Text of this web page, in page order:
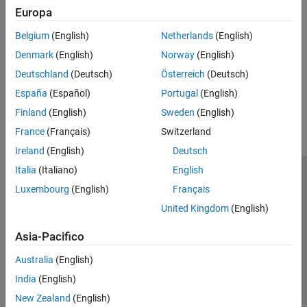
Array di celle
Array categorici
Array di data e ora
Array di durata
Tabelle orario
Enumerazioni
Dizionari
Use sparse matrices in MATLAB code intended for code
generation.
How useful was this information?
Europa
Belgium (English)
Denmark (English)
Deutschland (Deutsch)
España (Español)
Finland (English)
France (Français)
Ireland (English)
Italia (Italiano)
Luxembourg (English)
Netherlands(English)
Norway(English)
Österreich (Deutsch)
Portugal (English)
Sweden (English)
Switzerland
Deutsch
English
Français
United Kingdom(English)
Asia-Pacifico
Australia (English)
India (English)
New Zealand (English)